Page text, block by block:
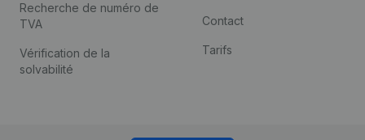
Recherche de numéro de
TVA
Vérification de la
solvabilité
Contact
Tarifs